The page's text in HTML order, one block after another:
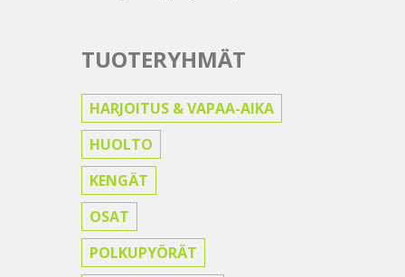
TUOTERYHMÄT
HARJOITUS & VAPAA-AIKA
HUOLTO
KENGÄT
OSAT
POLKUPYÖRÄT